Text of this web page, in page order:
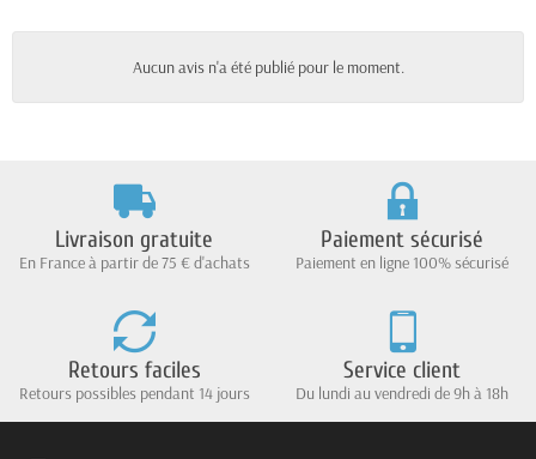
Aucun avis n'a été publié pour le moment.
Livraison gratuite
En France à partir de 75 € d'achats
Paiement sécurisé
Paiement en ligne 100% sécurisé
Retours faciles
Retours possibles pendant 14 jours
Service client
Du lundi au vendredi de 9h à 18h